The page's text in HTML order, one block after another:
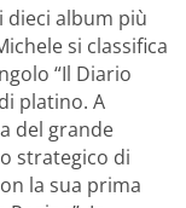
dieci album più
si classifica
“Il Diario
platino. A
del grande
strategico di
la sua prima